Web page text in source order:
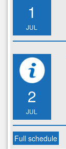
1
JUL
2
JUL
Full schedule